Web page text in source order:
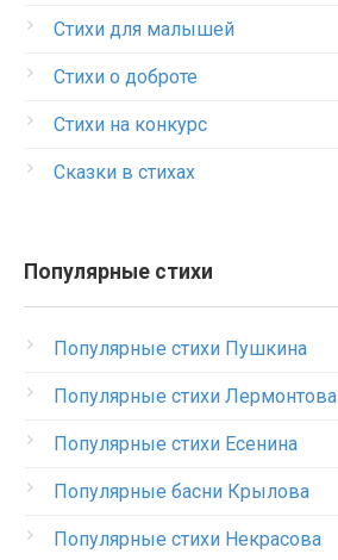
Стихи для малышей
Стихи о доброте
Стихи на конкурс
Сказки в стихах
Популярные стихи
Популярные стихи Пушкина
Популярные стихи Лермонтова
Популярные стихи Есенина
Популярные басни Крылова
Популярные стихи Некрасова